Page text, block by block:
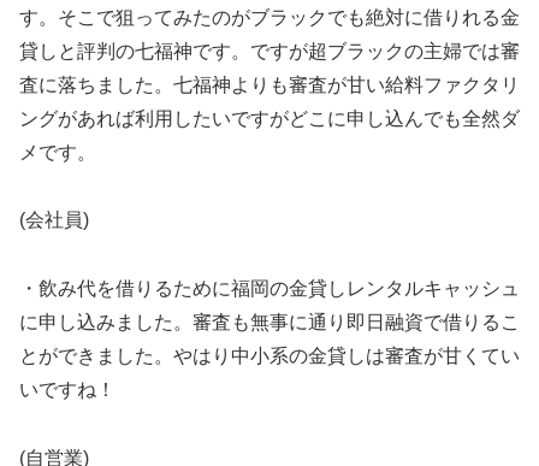
す。そこで狙ってみたのがブラックでも絶対に借りれる金
貸しと評判の七福神です。ですが超ブラックの主婦では審
査に落ちました。七福神よりも審査が甘い給料ファクタリ
ングがあれば利用したいですがどこに申し込んでも全然ダ
メです。
(会社員)
・飲み代を借りるために福岡の金貸しレンタルキャッシュ
に申し込みました。審査も無事に通り即日融資で借りるこ
とができました。やはり中小系の金貸しは審査が甘くてい
いですね！
(自営業)